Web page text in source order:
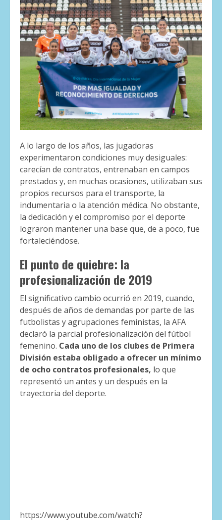
A lo largo de los años, las jugadoras
experimentaron condiciones muy desiguales:
carecían de contratos, entrenaban en campos
prestados y, en muchas ocasiones, utilizaban sus
propios recursos para el transporte, la
indumentaria o la atención médica. No obstante,
la dedicación y el compromiso por el deporte
lograron mantener una base que, de a poco, fue
fortaleciéndose.
El punto de quiebre: la
profesionalización de 2019
El significativo cambio ocurrió en 2019, cuando,
después de años de demandas por parte de las
futbolistas y agrupaciones feministas, la AFA
declaró la parcial profesionalización del fútbol
femenino. Cada uno de los clubes de Primera
División estaba obligado a ofrecer un mínimo
de ocho contratos profesionales, lo que
representó un antes y un después en la
trayectoria del deporte.
https://www.youtube.com/watch?